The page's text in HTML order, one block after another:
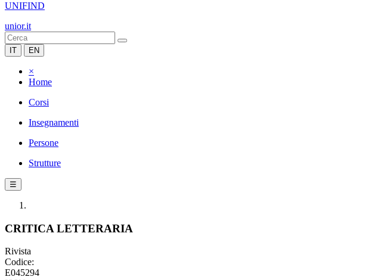
UNIFIND
unior.it
IT EN
×
Home
Corsi
Insegnamenti
Persone
Strutture
☰
CRITICA LETTERARIA
Rivista
Codice:
E045294